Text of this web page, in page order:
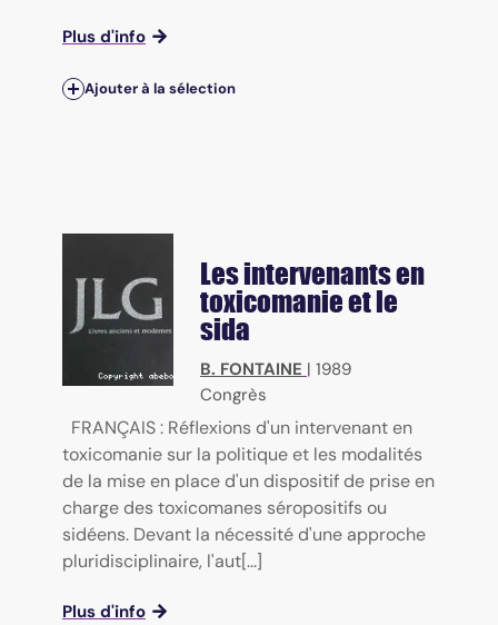
Plus d'info
Ajouter à la sélection
Les intervenants en
toxicomanie et le
sida
B. FONTAINE | 1989
Congrès
FRANÇAIS : Réflexions d'un intervenant en
toxicomanie sur la politique et les modalités
de la mise en place d'un dispositif de prise en
charge des toxicomanes séropositifs ou
sidéens. Devant la nécessité d'une approche
pluridisciplinaire, l'aut[...]
Plus d'info